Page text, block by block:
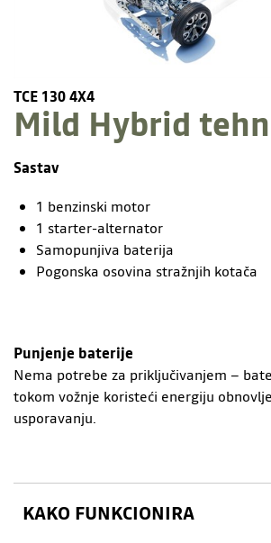
TCE 130 4X4
Mild Hybrid
Sastav
1 benzinski motor
1 starter-alternator
Samopunjiva baterija
Pogonska osovina stražnjih kotača
Punjenje baterije
Nema potrebe za priključivanjem –
tokom vožnje koristeći energiju
usporavanju.
KAKO FUNKCIONIRA